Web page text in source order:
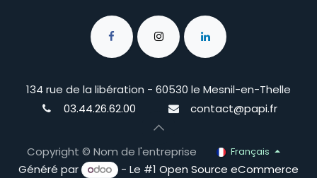
134 rue de la libération - 60530 le Mesnil-en-Thelle
03.44.26.62.00
contact@papi.fr
Copyright © Nom de l'entreprise Français
Généré par - Le #1 Open Source eCommerce